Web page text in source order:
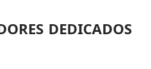
DEDICADOS